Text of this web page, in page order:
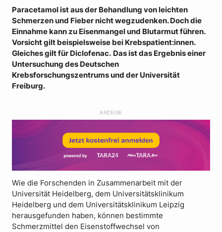
Paracetamol ist aus der Behandlung von leichten
Schmerzen und Fieber nicht wegzudenken. Doch die
Einnahme kann zu Eisenmangel und Blutarmut führen.
Vorsicht gilt beispielsweise bei Krebspatient:innen.
Gleiches gilt für Diclofenac. Das ist das Ergebnis einer
Untersuchung des Deutschen
Krebsforschungszentrums und der Universität
Freiburg.
ANZEIGE
Wie die Forschenden in Zusammenarbeit mit der
Universität Heidelberg, dem Universitätsklinikum
Heidelberg und dem Universitätsklinikum Leipzig
herausgefunden haben, können bestimmte
Schmerzmittel den Eisenstoffwechsel von